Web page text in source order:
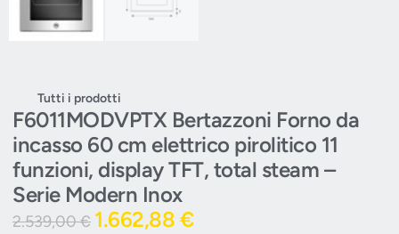
Tutti i prodotti
F6011MODVPTX Bertazzoni Forno da
incasso 60 cm elettrico pirolitico 11
funzioni, display TFT, total steam –
Serie Modern Inox
2.539,00€ 1.662,88 €